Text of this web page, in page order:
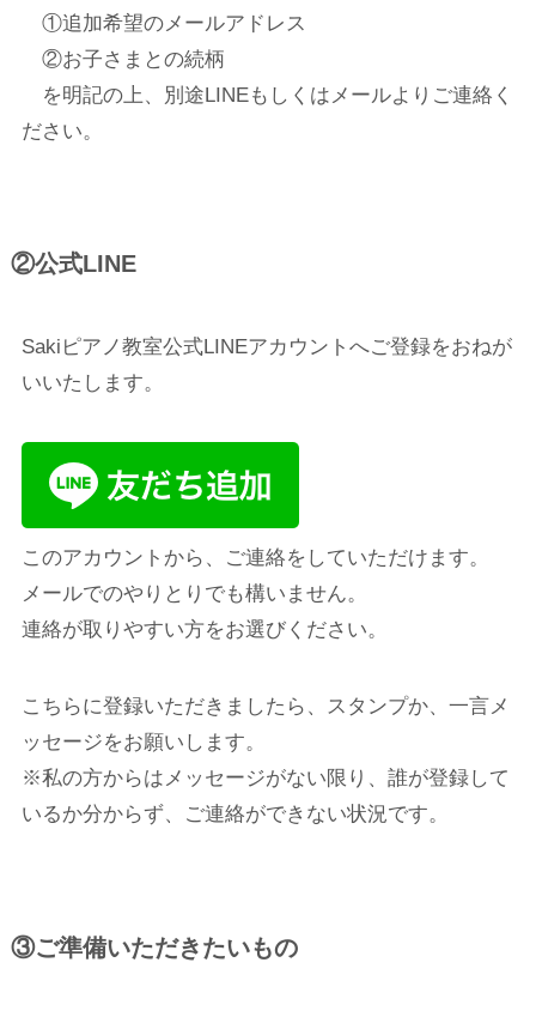
①追加希望のメールアドレス
②お子さまとの続柄
を明記の上、別途LINEもしくはメールよりご連絡く
ださい。
②公式LINE
Sakiピアノ教室公式LINEアカウントへご登録をおねが
いいたします。
このアカウントから、ご連絡をしていただけます。
メールでのやりとりでも構いません。
連絡が取りやすい方をお選びください。
こちらに登録いただきましたら、スタンプか、一言メ
ッセージをお願いします。
※私の方からはメッセージがない限り、誰が登録して
いるか分からず、ご連絡ができない状況です。
③ご準備いただきたいもの